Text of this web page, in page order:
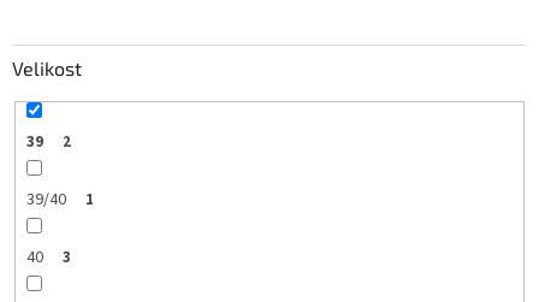
Velikost
39 2
39/40 1
40 3